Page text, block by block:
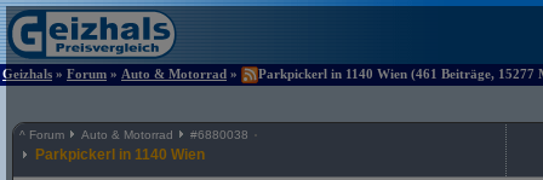
Geizhals » Forum » Auto & Motorrad » Parkpickerl in 1140 Wien (461 Beiträge, 15277
^ Forum Auto & Motorrad #6880038
Parkpickerl in 1140 Wien